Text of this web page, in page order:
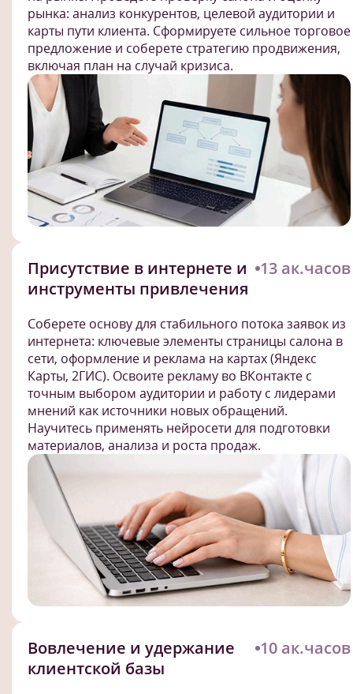
рынка: анализ конкурентов, целевой аудитории и
карты пути клиента. Сформируете сильное торговое
предложение и соберете стратегию продвижения,
включая план на случай кризиса.
Присутствие в интернете и
инструменты привлечения
13 ак.часов
Соберете основу для стабильного потока заявок из
интернета: ключевые элементы страницы салона в
сети, оформление и реклама на картах (Яндекс
Карты, 2ГИС). Освоите рекламу во ВКонтакте с
точным выбором аудитории и работу с лидерами
мнений как источники новых обращений.
Научитесь применять нейросети для подготовки
материалов, анализа и роста продаж.
Вовлечение и удержание
клиентской базы
10 ак.часов